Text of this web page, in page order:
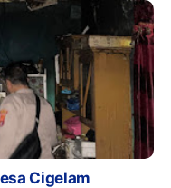
Cigelam